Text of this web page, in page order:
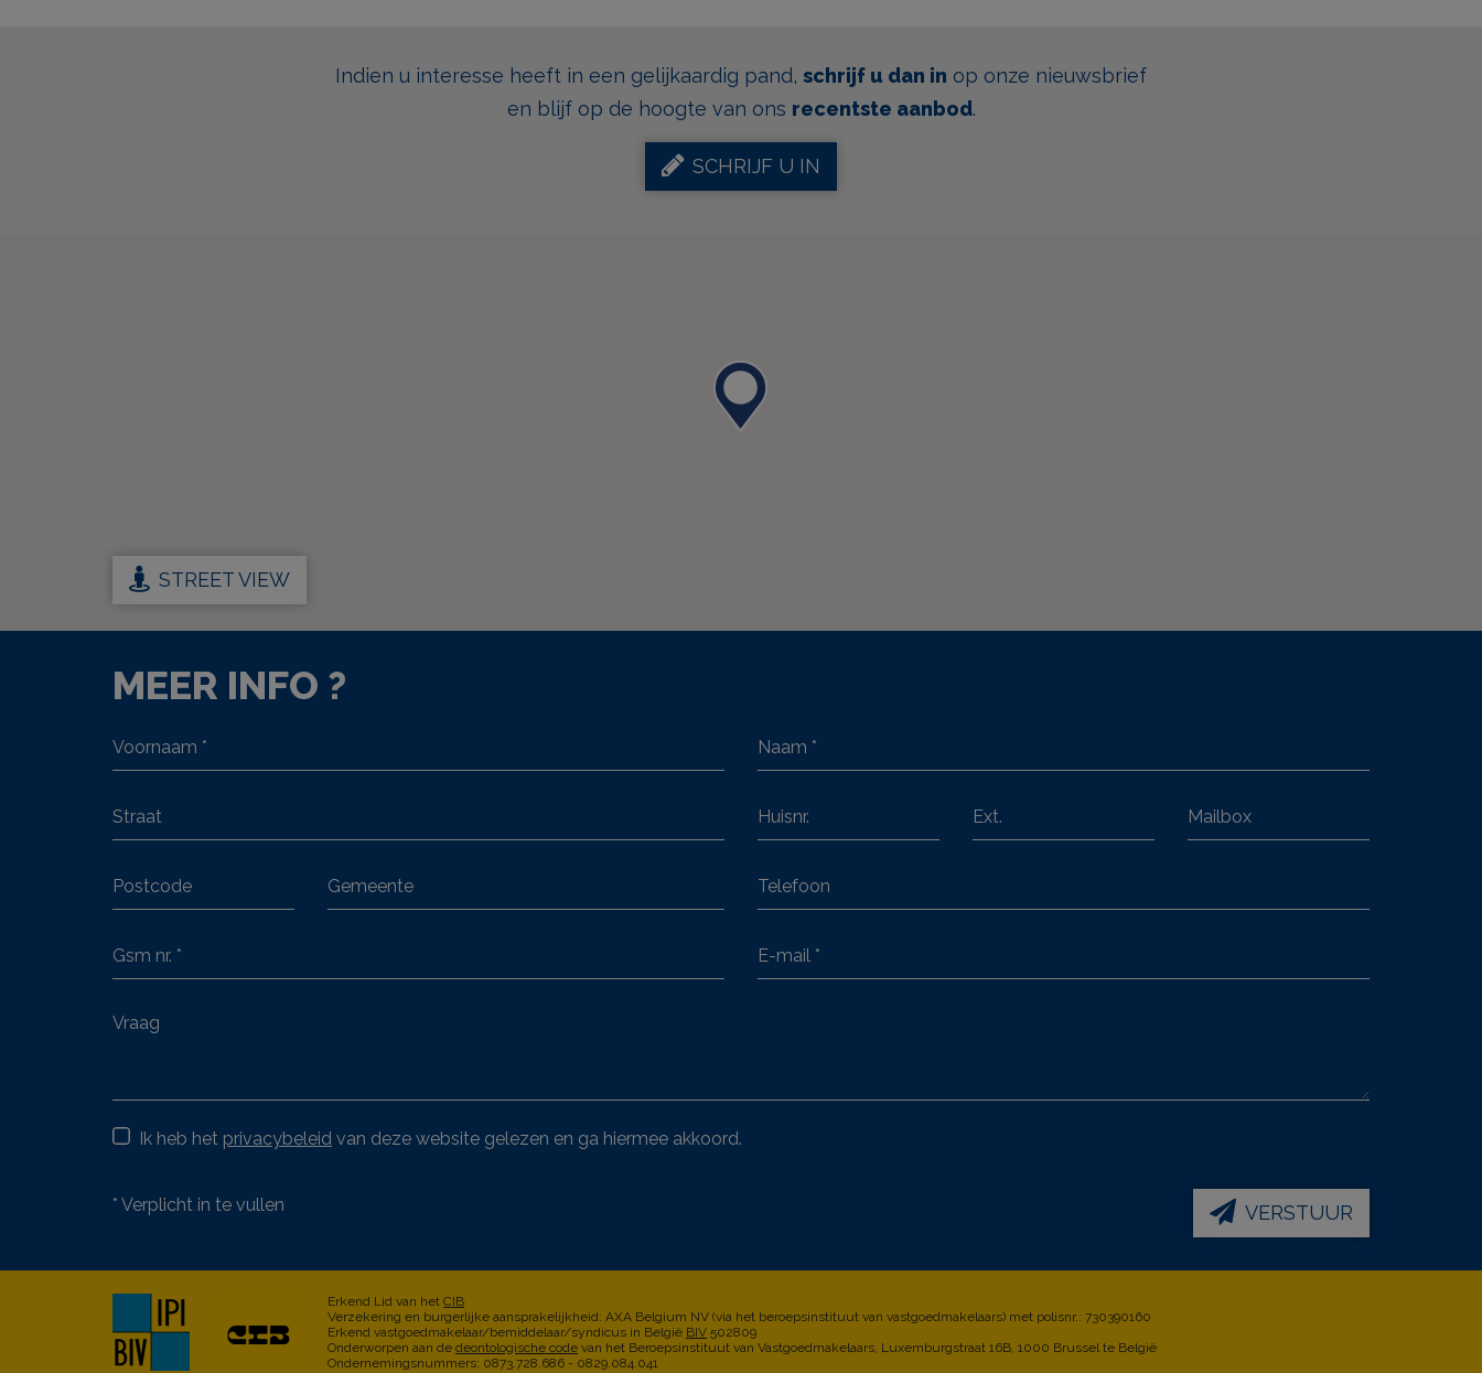
Indien u interesse heeft in een gelijkaardig pand, schrijf u dan in op onze nieuwsbrief
en blijf op de hoogte van ons recentste aanbod.
SCHRIJF U IN
STREET VIEW
MEER INFO ?
Ik heb het privacybeleid van deze website gelezen en ga hiermee akkoord.
* Verplicht in te vullen VERSTUUR
Erkend Lid van het CIB
Verzekering en burgerlijke aansprakelijkheid: AXA Belgium NV (via het beroepsinstituut van vastgoedmakelaars) met polisnr.: 730390160
Erkend vastgoedmakelaar/bemiddelaar/syndicus in België BIV 502809
Onderworpen aan de deontologische code van het Beroepsinstituut van Vastgoedmakelaars, Luxemburgstraat 16B, 1000 Brussel te België
Ondernemingsnummers: 0873.728.686 - 0829.084.041